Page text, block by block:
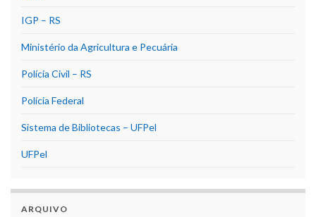
IGP – RS
Ministério da Agricultura e Pecuária
Polícia Civil – RS
Polícia Federal
Sistema de Bibliotecas – UFPel
UFPel
ARQUIVO